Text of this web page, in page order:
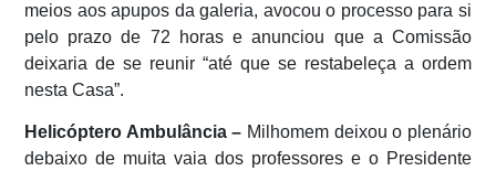
meios aos apupos da galeria, avocou o processo para si
pelo prazo de 72 horas e anunciou que a Comissão
deixaria de se reunir “até que se restabeleça a ordem
nesta Casa”.
Helicóptero Ambulância – Milhomem deixou o plenário
debaixo de muita vaia dos professores e o Presidente